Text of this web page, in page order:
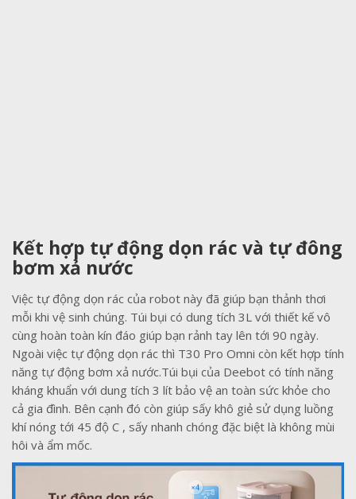
Kết hợp tự động dọn rác và tự đông
bơm xả nước
Việc tự động dọn rác của robot này đã giúp bạn thảnh thơi
mỗi khi vệ sinh chúng. Túi bụi có dung tích 3L với thiết kế vô
cùng hoàn toàn kín đáo giúp bạn rảnh tay lên tới 90 ngày.
Ngoài việc tự động dọn rác thì T30 Pro Omni còn kết hợp tính
năng tự động bơm xả nước.Túi bụi của Deebot có tính năng
kháng khuẩn với dung tích 3 lít bảo vệ an toàn sức khỏe cho
cả gia đình. Bên cạnh đó còn giúp sấy khô giẻ sử dụng luồng
khí nóng tới 45 độ C , sấy nhanh chóng đặc biệt là không mùi
hôi và ẩm mốc.